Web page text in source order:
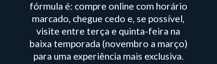
fórmula é: compre online com horário
marcado, chegue cedo e, se possível,
visite entre terça e quinta-feira na
baixa temporada (novembro a março)
para uma experiência mais exclusiva.